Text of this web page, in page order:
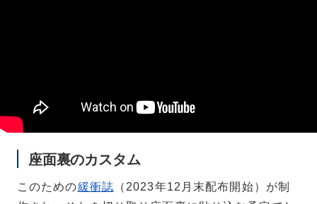
座面裏のカスタム
このための緩衝誌 （2023年12月末配布開始）が制